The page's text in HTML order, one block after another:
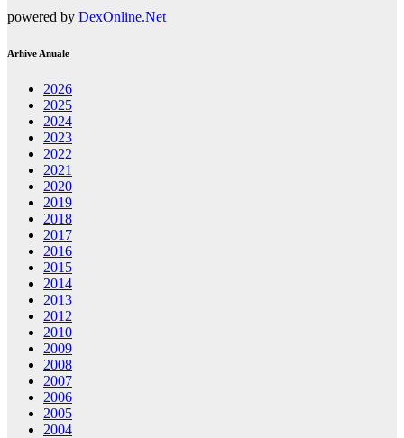
powered by DexOnline.Net
Arhive Anuale
2026
2025
2024
2023
2022
2021
2020
2019
2018
2017
2016
2015
2014
2013
2012
2010
2009
2008
2007
2006
2005
2004